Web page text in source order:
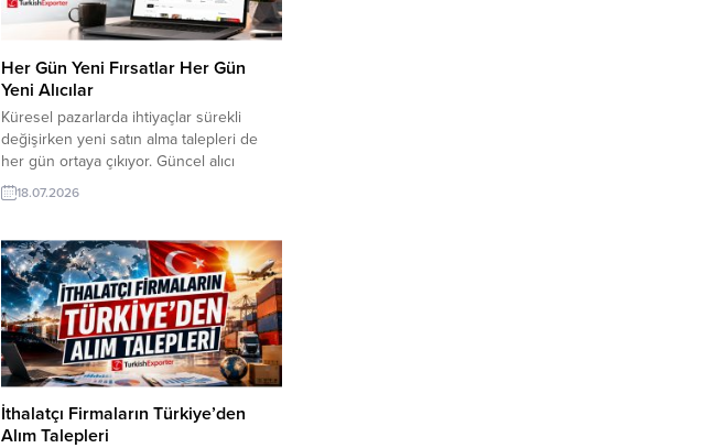
Her Gün Yeni Fırsatlar Her Gün
Yeni Alıcılar
Küresel pazarlarda ihtiyaçlar sürekli
değişirken yeni satın alma talepleri de
her gün ortaya çıkıyor. Güncel alıcı
ilanlarını takip ederek işletmeniz için
değer yaratacak ticari fırsatları
portföyünüzü istikrarlı şekilde
büyütebilirsiniz. İtalyan Alıcı,
Genişletilebilir Yemek Masası Almak
İstiyorEtiyopyalı İthalatçı, Emaye Bakır Tel
Satın Alacakİranlı Tüccar, Silindir Kapak
Contası...
18.07.2026
İthalatçı Firmaların Türkiye’den
Alım Talepleri